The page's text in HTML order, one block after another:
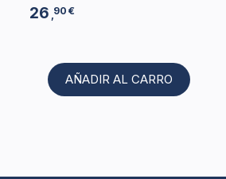
26 ,90 €
AÑADIR AL CARRO